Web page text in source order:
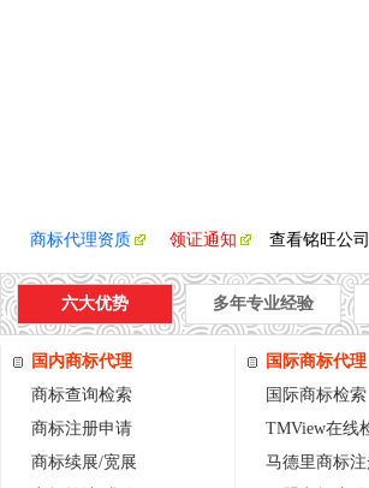
商标代理资质 领证通知 查看铭旺公
六大优势 多年专业经验
国内商标代理
商标查询检索
商标注册申请
商标续展/宽展
国际商标代理
国际商标检索
TMView在线
马德里商标